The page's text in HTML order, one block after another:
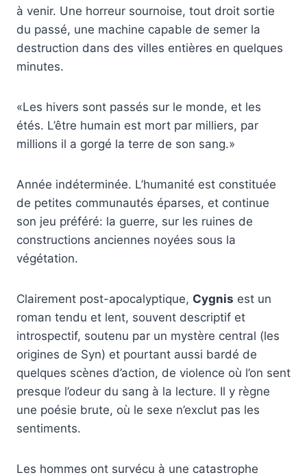
à venir. Une horreur sournoise, tout droit sortie
du passé, une machine capable de semer la
destruction dans des villes entières en quelques
minutes.
«Les hivers sont passés sur le monde, et les
étés. L’être humain est mort par milliers, par
millions il a gorgé la terre de son sang.»
Année indéterminée. L’humanité est constituée
de petites communautés éparses, et continue
son jeu préféré: la guerre, sur les ruines de
constructions anciennes noyées sous la
végétation.
Clairement post-apocalyptique, Cygnis est un
roman tendu et lent, souvent descriptif et
introspectif, soutenu par un mystère central (les
origines de Syn) et pourtant aussi bardé de
quelques scènes d’action, de violence où l’on sent
presque l’odeur du sang à la lecture. Il y règne
une poésie brute, où le sexe n’exclut pas les
sentiments.
Les hommes ont survécu à une catastrophe